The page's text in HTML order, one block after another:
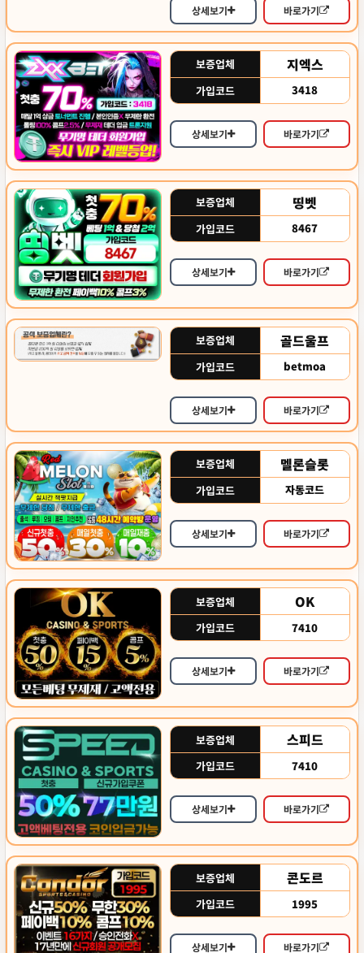
상세보기 바로가기
보증업체 지엑스
가입코드 3418
상세보기 바로가기
보증업체 띵벳
가입코드 8467
상세보기 바로가기
보증업체 골드울프
가입코드 betmoa
상세보기 바로가기
보증업체 멜론슬롯
가입코드 자동코드
상세보기 바로가기
보증업체 OK
가입코드 7410
상세보기 바로가기
보증업체 스피드
가입코드 7410
상세보기 바로가기
보증업체 콘도르
가입코드 1995
상세보기 바로가기